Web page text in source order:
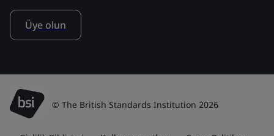
Üye olun
© The British Standards Institution 2026